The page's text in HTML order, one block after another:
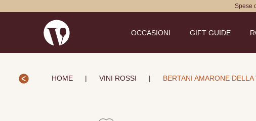
Spese
OCCASIONI GIFT GUIDE
HOME | VINI ROSSI | BERTANI AMARONE